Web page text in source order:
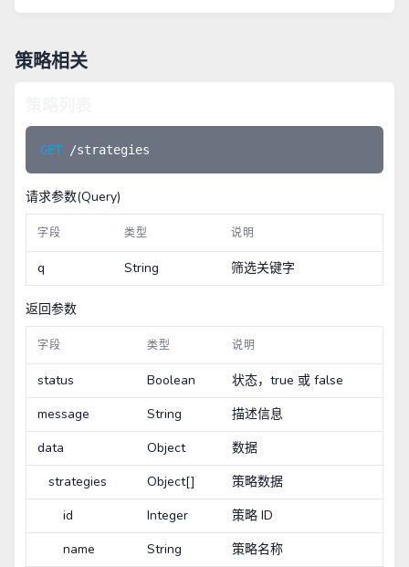
策略相关
GET
请求参数(Query)
字段 类型 说明
q String 筛选关键字
返回参数
字段 类型 说明
status Boolean
状态，true 或 false
message
String
描述信息
data
Object
数据
strategies
Object[]
策略数据
id
Integer
策略 ID
name
String 策略名称